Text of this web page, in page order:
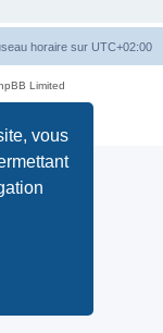
vous
horaire sur UTC+02:00
Limited